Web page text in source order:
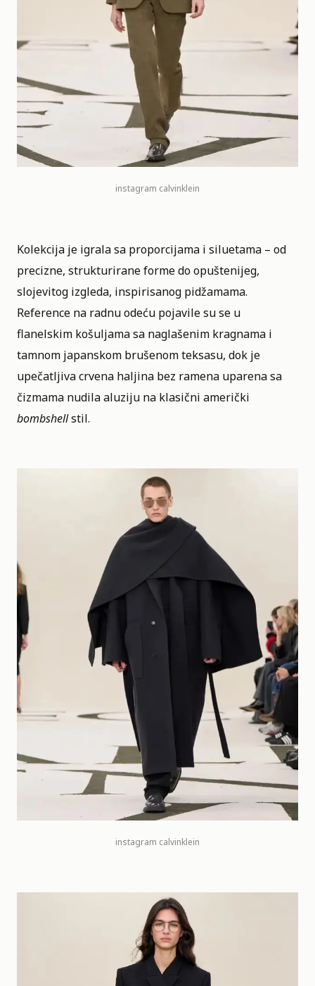
instagram calvinklein
Kolekcija je igrala sa proporcijama i siluetama – od
precizne, strukturirane forme do opuštenijeg,
slojevitog izgleda, inspirisanog pidžamama.
Reference na radnu odeću pojavile su se u
flanelskim košuljama sa naglašenim kragnama i
tamnom japanskom brušenom teksasu, dok je
upečatljiva crvena haljina bez ramena uparena sa
čizmama nudila aluziju na klasični američki
bombshellstil.
instagram calvinklein